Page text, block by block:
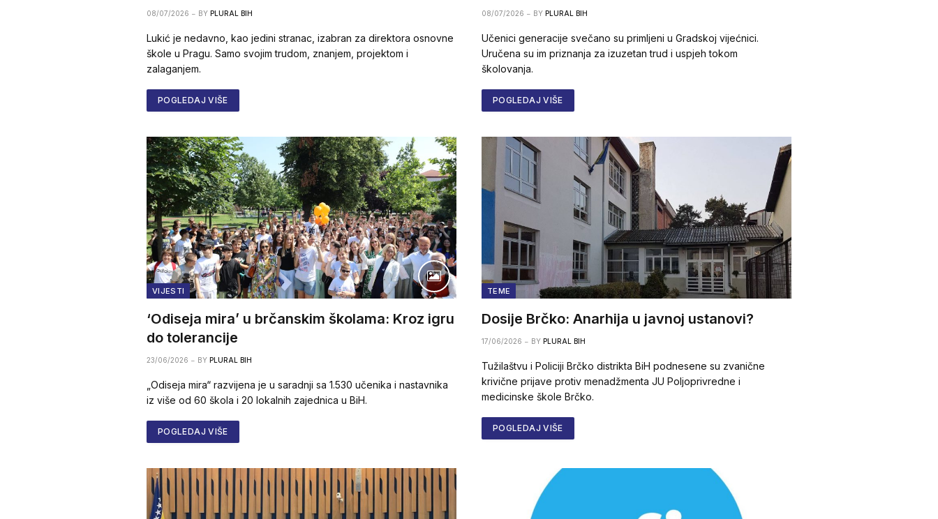
08/07/2026 BY PLURAL BIH
Lukić je nedavno, kao jedini stranac, izabran za direktora osnovne
škole u Pragu. Samo svojim trudom, znanjem, projektom i
zalaganjem.
POGLEDAJ VIŠE
08/07/2026 BY PLURAL BIH
Učenici generacije svečano su primljeni u Gradskoj vijećnici.
Uručena su im priznanja za izuzetan trud i uspjeh tokom
školovanja.
POGLEDAJ VIŠE
VIJESTI
‘Odiseja mira’ u brčanskim školama: Kroz igru
do tolerancije
23/06/2026 BY PLURAL BIH
„Odiseja mira“ razvijena je u saradnji sa 1.530 učenika i nastavnika
iz više od 60 škola i 20 lokalnih zajednica u BiH.
POGLEDAJ VIŠE
TEME
Dosije Brčko: Anarhija u javnoj ustanovi?
17/06/2026 BY PLURAL BIH
Tužilaštvu i Policiji Brčko distrikta BiH podnesene su zvanične
krivične prijave protiv menadžmenta JU Poljoprivredne i
medicinske škole Brčko.
POGLEDAJ VIŠE